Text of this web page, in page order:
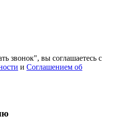
звонок", вы соглашаетесь с
и Соглашением об